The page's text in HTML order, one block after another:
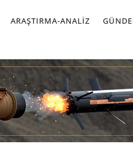
ARAŞTIRMA-ANALIZ